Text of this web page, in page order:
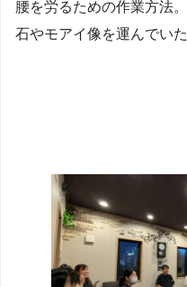
腰を労るための作業方法
石やモアイ像を運んでい